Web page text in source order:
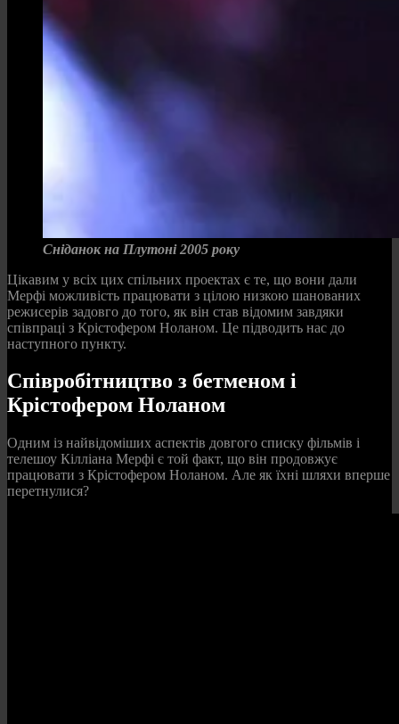
Сніданок на Плутоні 2005 року
Цікавим у всіх цих спільних проектах є те, що вони дали
Мерфі можливість працювати з цілою низкою шанованих
режисерів задовго до того, як він став відомим завдяки
співпраці з Крістофером Ноланом. Це підводить нас до
наступного пункту.
Співробітництво з бетменом і
Крістофером Ноланом
Одним із найвідоміших аспектів довгого списку фільмів і
телешоу Кілліана Мерфі є той факт, що він продовжує
працювати з Крістофером Ноланом. Але як їхні шляхи вперше
перетнулися?